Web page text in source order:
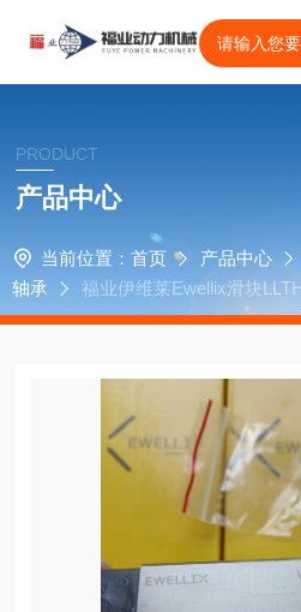
PRODUCT
产品中心
当前位置： 首页 产品中心
轴承
福业伊维莱Ewellix滑块
承